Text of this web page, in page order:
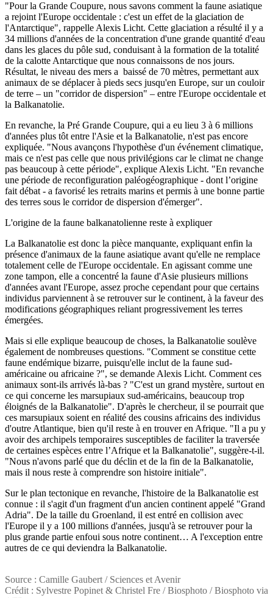
"Pour la Grande Coupure, nous savons comment la faune asiatique
a rejoint l'Europe occidentale : c'est un effet de la glaciation de
l'Antarctique", rappelle Alexis Licht. Cette glaciation a résulté il y a
34 millions d'années de la concentration d'une grande quantité d'eau
dans les glaces du pôle sud, conduisant à la formation de la totalité
de la calotte Antarctique que nous connaissons de nos jours.
Résultat, le niveau des mers a baissé de 70 mètres, permettant aux
animaux de se déplacer à pieds secs jusqu'en Europe, sur un couloir
de terre – un "corridor de dispersion" – entre l'Europe occidentale et
la Balkanatolie.
En revanche, la Pré Grande Coupure, qui a eu lieu 3 à 6 millions
d'années plus tôt entre l'Asie et la Balkanatolie, n'est pas encore
expliquée. "Nous avançons l'hypothèse d'un événement climatique,
mais ce n'est pas celle que nous privilégions car le climat ne change
pas beaucoup à cette période", explique Alexis Licht. "En revanche
une période de reconfiguration paléogéographique - dont l’origine
fait débat - a favorisé les retraits marins et permis à une bonne partie
des terres sous le corridor de dispersion d'émerger".
L'origine de la faune balkanatolienne reste à expliquer
La Balkanatolie est donc la pièce manquante, expliquant enfin la
présence d'animaux de la faune asiatique avant qu'elle ne remplace
totalement celle de l'Europe occidentale. En agissant comme une
zone tampon, elle a concentré la faune d'Asie plusieurs millions
d'années avant l'Europe, assez proche cependant pour que certains
individus parviennent à se retrouver sur le continent, à la faveur des
modifications géographiques reliant progressivement les terres
émergées.
Mais si elle explique beaucoup de choses, la Balkanatolie soulève
également de nombreuses questions. "Comment se constitue cette
faune endémique bizarre, puisqu'elle inclut de la faune sud-
américaine ou africaine ?", se demande Alexis Licht. Comment ces
animaux sont-ils arrivés là-bas ? "C'est un grand mystère, surtout en
ce qui concerne les marsupiaux sud-américains, beaucoup trop
éloignés de la Balkanatolie". D'après le chercheur, il se pourrait que
ces marsupiaux soient en réalité des cousins africains des individus
d'outre Atlantique, bien qu'il reste à en trouver en Afrique. "Il a pu y
avoir des archipels temporaires susceptibles de faciliter la traversée
de certaines espèces entre l’Afrique et la Balkanatolie", suggère-t-il.
"Nous n'avons parlé que du déclin et de la fin de la Balkanatolie,
mais il nous reste à comprendre son histoire initiale".
Sur le plan tectonique en revanche, l'histoire de la Balkanatolie est
connue : il s'agit d'un fragment d'un ancien continent appelé "Grand
Adria". De la taille du Groenland, il est entré en collision avec
l'Europe il y a 100 millions d'années, jusqu'à se retrouver pour la
plus grande partie enfoui sous notre continent… A l'exception entre
autres de ce qui deviendra la Balkanatolie.
Source : Camille Gaubert / Sciences et Avenir
Crédit : Sylvestre Popinet & Christel Fre / Biosphoto / Biosphoto via